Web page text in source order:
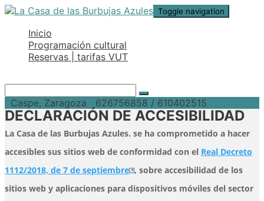
Toggle navigation
Inicio
Programación cultural
Reservas | tarifas VUT
Caspe, Zaragoza 626756858 / 610402515
DECLARACIÓN DE ACCESIBILIDAD
La Casa de las Burbujas Azules. se ha comprometido a hacer
accesibles sus sitios web de conformidad con el Real Decreto
1112/2018, de 7 de septiembre , sobre accesibilidad de los
sitios web y aplicaciones para dispositivos móviles del sector